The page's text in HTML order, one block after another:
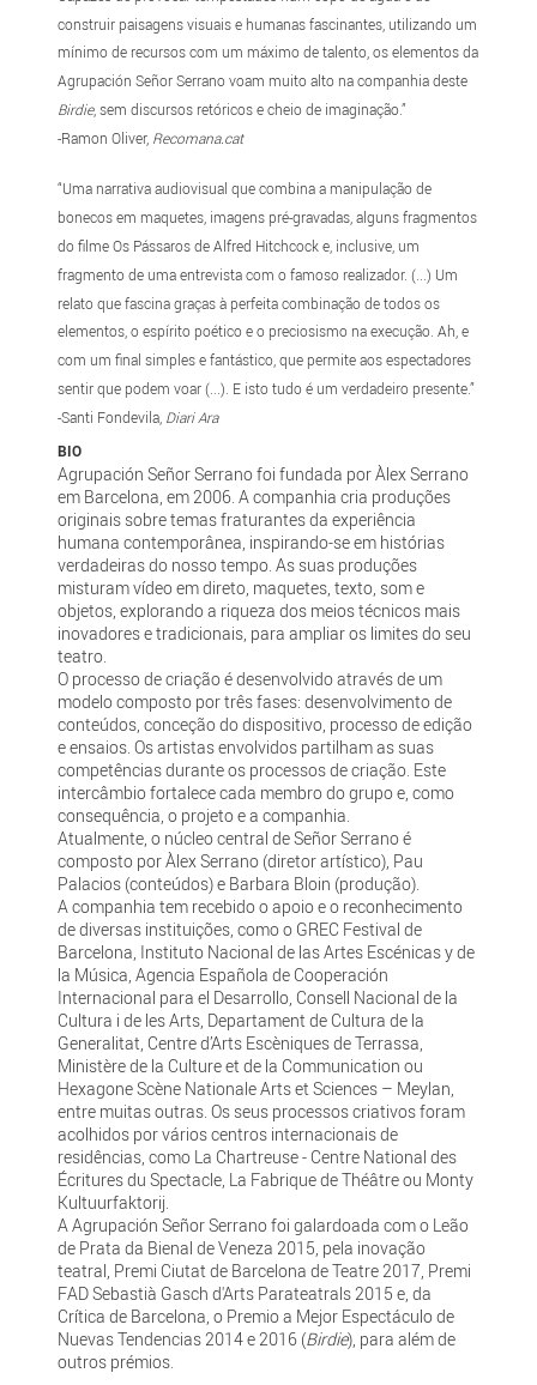
construir paisagens visuais e humanas fascinantes, utilizando um
mínimo de recursos com um máximo de talento, os elementos da
Agrupación Señor Serrano voam muito alto na companhia deste
Birdie, sem discursos retóricos e cheio de imaginação.”
-Ramon Oliver, Recomana.cat
“Uma narrativa audiovisual que combina a manipulação de
bonecos em maquetes, imagens pré-gravadas, alguns fragmentos
do filme Os Pássaros de Alfred Hitchcock e, inclusive, um
fragmento de uma entrevista com o famoso realizador. (...) Um
relato que fascina graças à perfeita combinação de todos os
elementos, o espírito poético e o preciosismo na execução. Ah, e
com um final simples e fantástico, que permite aos espectadores
sentir que podem voar (...). E isto tudo é um verdadeiro presente.”
-Santi Fondevila, Diari Ara
BIO
Agrupación Señor Serrano foi fundada por Àlex Serrano
em Barcelona, em 2006. A companhia cria produções
originais sobre temas fraturantes da experiência
humana contemporânea, inspirando-se em histórias
verdadeiras do nosso tempo. As suas produções
misturam vídeo em direto, maquetes, texto, som e
objetos, explorando a riqueza dos meios técnicos mais
inovadores e tradicionais, para ampliar os limites do seu
teatro.
O processo de criação é desenvolvido através de um
modelo composto por três fases: desenvolvimento de
conteúdos, conceção do dispositivo, processo de edição
e ensaios. Os artistas envolvidos partilham as suas
competências durante os processos de criação. Este
intercâmbio fortalece cada membro do grupo e, como
consequência, o projeto e a companhia.
Atualmente, o núcleo central de Señor Serrano é
composto por Àlex Serrano (diretor artístico), Pau
Palacios (conteúdos) e Barbara Bloin (produção).
A companhia tem recebido o apoio e o reconhecimento
de diversas instituições, como o GREC Festival de
Barcelona, Instituto Nacional de las Artes Escénicas y de
la Música, Agencia Española de Cooperación
Internacional para el Desarrollo, Consell Nacional de la
Cultura i de les Arts, Departament de Cultura de la
Generalitat, Centre d’Arts Escèniques de Terrassa,
Ministère de la Culture et de la Communication ou
Hexagone Scène Nationale Arts et Sciences – Meylan,
entre muitas outras. Os seus processos criativos foram
acolhidos por vários centros internacionais de
residências, como La Chartreuse - Centre National des
Écritures du Spectacle, La Fabrique de Théâtre ou Monty
Kultuurfaktorij.
A Agrupación Señor Serrano foi galardoada com o Leão
de Prata da Bienal de Veneza 2015, pela inovação
teatral, Premi Ciutat de Barcelona de Teatre 2017, Premi
FAD Sebastià Gasch d'Arts Parateatrals 2015 e, da
Crítica de Barcelona, o Premio a Mejor Espectáculo de
Nuevas Tendencias 2014 e 2016 (Birdie), para além de
outros prémios.